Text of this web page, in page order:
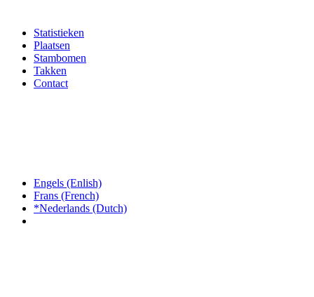
Statistieken
Plaatsen
Stambomen
Takken
Contact
Engels (Enlish)
Frans (French)
*Nederlands (Dutch)